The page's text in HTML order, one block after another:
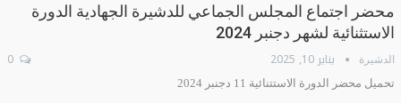
محضر اجتماع المجلس الجماعي للدشيرة الجهادية الدورة
الاستثنائية لشهر دجنبر 2024
الدشيرة يناير 10, 2025 0
تحميل محضر الدورة الاستتنائية 11 دجنبر 2024